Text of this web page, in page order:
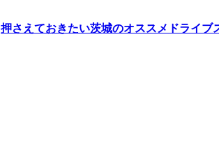
押さえておきたい茨城のオススメドライブ